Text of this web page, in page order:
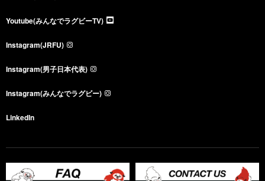
Youtube(みんなでラグビーTV)
Instagram(JRFU)
Instagram(男子日本代表)
Instagram(みんなでラグビー)
LinkedIn